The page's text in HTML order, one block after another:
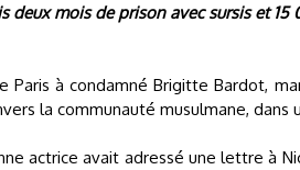
deux mois de prison avec sursis et
Paris à condamné Brigitte Bardot,
la communauté musulmane,
actrice avait adressé une lettre à